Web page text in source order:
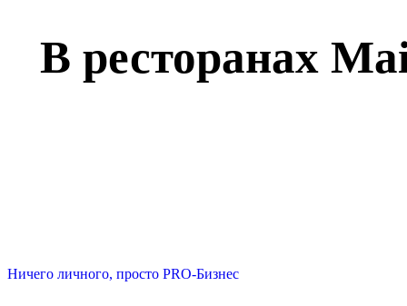
В ресторанах
Ничего личного, просто PRO-Бизнес